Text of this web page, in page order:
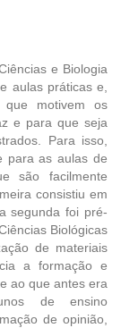
e Biologia
aulas práticas e,
que motivem os
e para que seja
Para isso,
para as aulas de
são facilmente
consistiu em
segunda foi pré-
Biológicas
de materiais
a formação e
ao que antes era
de ensino
de opinião,